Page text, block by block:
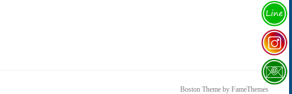
Boston Theme by FameThemes